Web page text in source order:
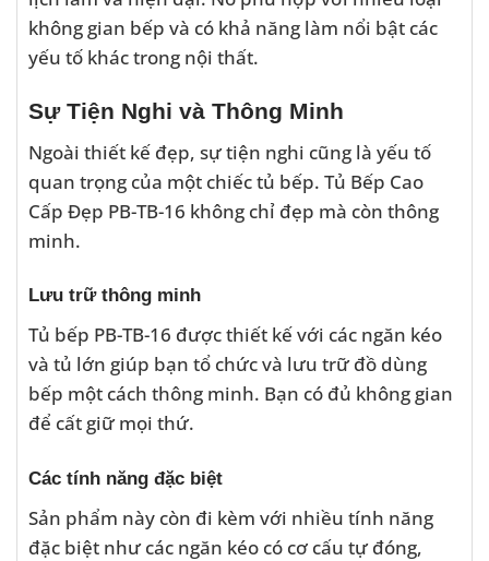
không gian bếp và có khả năng làm nổi bật các
yếu tố khác trong nội thất.
Sự Tiện Nghi và Thông Minh
Ngoài thiết kế đẹp, sự tiện nghi cũng là yếu tố
quan trọng của một chiếc tủ bếp. Tủ Bếp Cao
Cấp Đẹp PB-TB-16 không chỉ đẹp mà còn thông
minh.
Lưu trữ thông minh
Tủ bếp PB-TB-16 được thiết kế với các ngăn kéo
và tủ lớn giúp bạn tổ chức và lưu trữ đồ dùng
bếp một cách thông minh. Bạn có đủ không gian
để cất giữ mọi thứ.
Các tính năng đặc biệt
Sản phẩm này còn đi kèm với nhiều tính năng
đặc biệt như các ngăn kéo có cơ cấu tự đóng,